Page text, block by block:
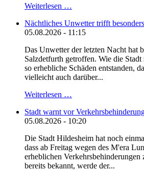
Weiterlesen …
Nächtliches Unwetter trifft
05.08.2026 - 11:15
Das Unwetter der letzten Nacht hat
Salzdetfurth getroffen. Wie die
so erhebliche Schäden entstanden,
vielleicht auch darüber...
Weiterlesen …
Stadt warnt vor
05.08.2026 - 10:20
Die Stadt Hildesheim hat noch
dass ab Freitag wegen des M'era
erheblichen Verkehrsbehinderungen
bereits bekannt, werde der...